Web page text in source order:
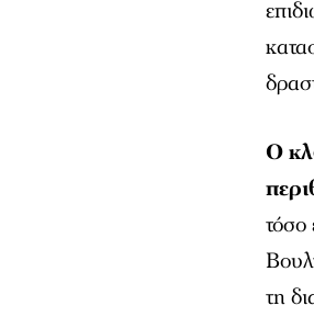
Ο
τόσο
τη